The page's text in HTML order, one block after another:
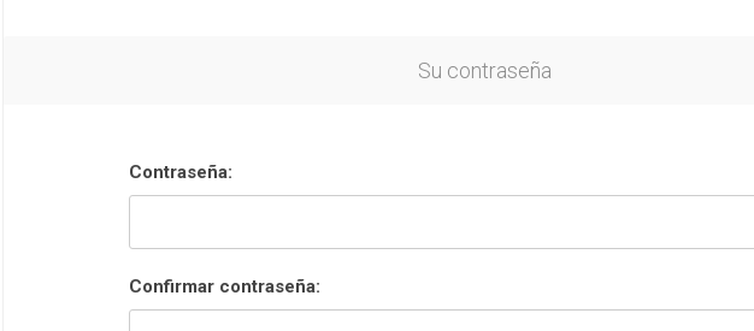
Su contraseña
Contraseña:
Confirmar contraseña: